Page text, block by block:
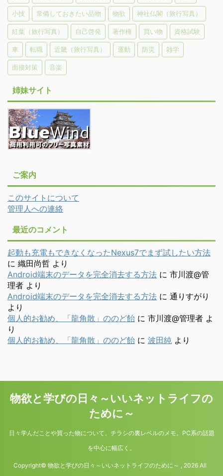
小技 常備しておきたい品物 物欲 神社仏閣（旅行写真）
紅葉（旅行写真） 自己啓発 著作権 買い物 資格試験
車 転職 近畿（旅行写真） 運動 防災 雑学
面接対策 音楽
姉妹サイト
ご案内
このサイトについて
管理人への連絡
最近のコメント
起動も充電もできなくなったNexus7でまず試したい方法
に 織田尚哲 より
Android端末のデータを完全消去する方法 に 市川渡@管
理者 より
Android端末のデータを完全消去する方法 に 通りすがり
より
個人的お勧め、「龍角散」ののど飴 に 市川渡@管理者 よ
り
個人的お勧め、「龍角散」ののど飴 に 波田純 より
物欲と学びの日々～いいネットライフの
ために～
日々学んだことや買った物について、チラシの裏レベルのメモ。PC系の話題
を中心に幅広く。
Copyright© 物欲と学びの日々～いいネットライフのために～ , 2026 All